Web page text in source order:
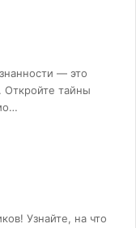
— это
тайны
Узнайте, на что